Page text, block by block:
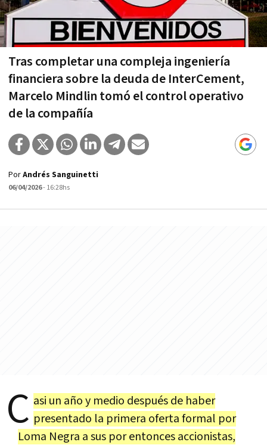
Tras completar una compleja ingeniería
financiera sobre la deuda de InterCement,
Marcelo Mindlin tomó el control operativo
de la compañía
PorAndrés Sanguinetti
06/04/2026- 16:28hs
C asi un año y medio después de haber
presentado la primera oferta formal por
Loma Negra a sus por entonces accionistas,